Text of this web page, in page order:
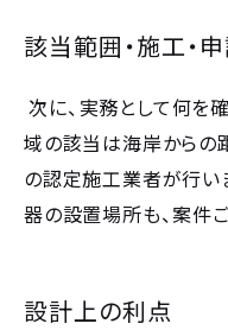
該当範囲・施工・
次に、実務として何を
域の該当は海岸からの
の認定施工業者が行い
器の設置場所も、案件
設計上の利点